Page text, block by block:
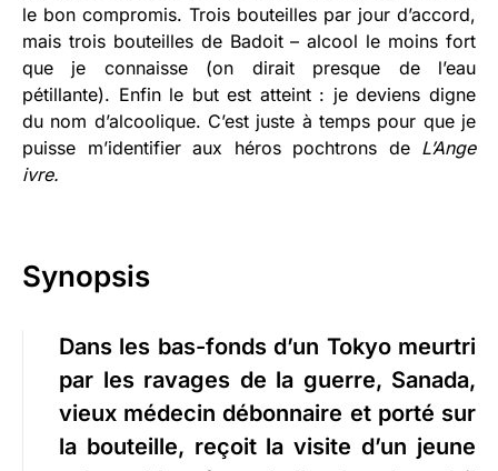
le bon compromis. Trois bouteilles par jour d’accord,
mais trois bouteilles de Badoit – alcool le moins fort
que je connaisse (on dirait presque de l’eau
pétillante). Enfin le but est atteint : je deviens digne
du nom d’alcoolique. C’est juste à temps pour que je
puisse m’identifier aux héros pochtrons de L’Ange
ivre.
Synopsis
Dans les bas-fonds d’un Tokyo meurtri
par les ravages de la guerre, Sanada,
vieux médecin débonnaire et porté sur
la bouteille, reçoit la visite d’un jeune